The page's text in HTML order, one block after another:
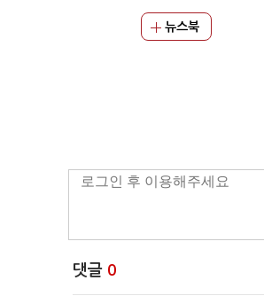
뉴스북
댓글 0